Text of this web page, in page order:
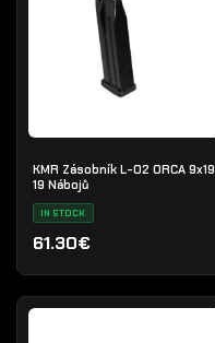
KMR Zásobník L-02 ORCA 9x19
19 Nábojů
IN STOCK
61.30€